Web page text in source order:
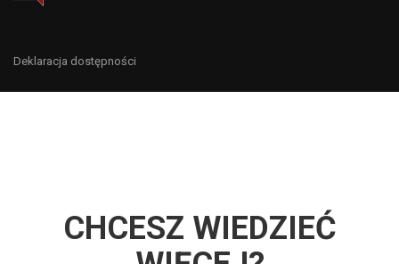
Deklaracja dostępności
CHCESZ WIEDZIEĆ